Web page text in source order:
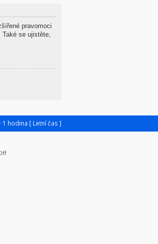
pravomoci
se ujistěte,
1 hodina [ Letní čas ]